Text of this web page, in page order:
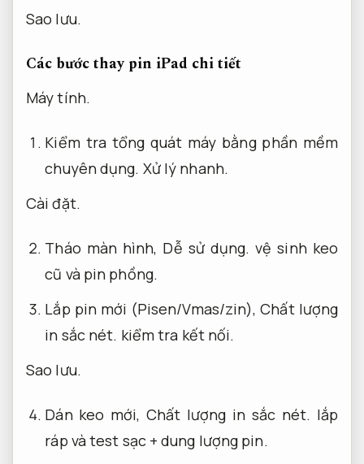
Sao lưu.
Các bước thay pin iPad chi tiết
Máy tính.
Kiểm tra tổng quát máy bằng phần mềm
chuyên dụng. Xử lý nhanh.
Cài đặt.
Tháo màn hình, Dễ sử dụng. vệ sinh keo
cũ và pin phồng.
Lắp pin mới (Pisen/Vmas/zin),Chất lượng
in sắc nét. kiểm tra kết nối.
Sao lưu.
Dán keo mới,Chất lượng in sắc nét. lắp
ráp và test sạc + dung lượng pin.